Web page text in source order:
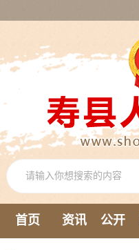
首页 资讯 公开